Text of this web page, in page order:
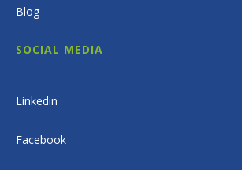
Blog
SOCIAL MEDIA
Linkedin
Facebook